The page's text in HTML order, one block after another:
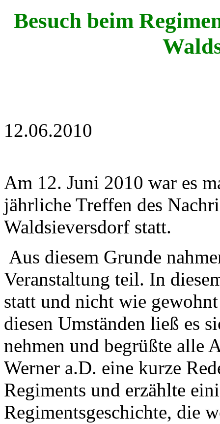
Besuch beim
12.06.2010
Am 12. Juni 2010 war es
jährliche Treffen des
Waldsieversdorf statt.
Aus diesem Grunde
Veranstaltung teil. In
statt und nicht wie
diesen Umständen ließ es
nehmen und begrüßte alle
Werner a.D. eine kurze
Regiments und erzählte
Regimentsgeschichte, die